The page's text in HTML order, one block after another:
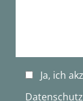
Ja, ich